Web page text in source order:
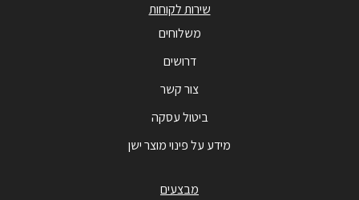
שירות לקוחות
משלוחים
דרושים
צור קשר
ביטול עסקה
מידע על פינוי מוצר ישן
מבצעים